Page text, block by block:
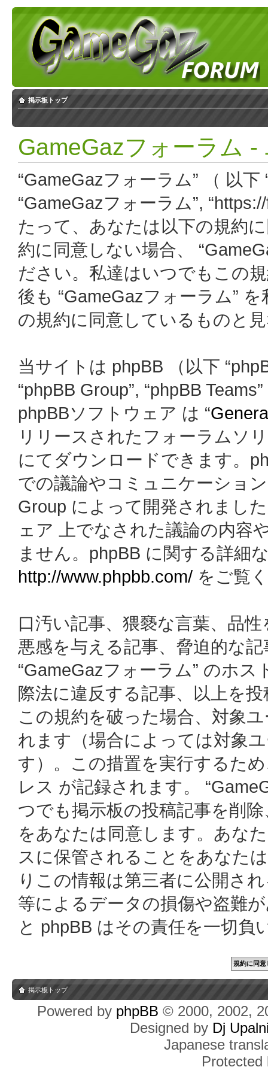
掲示板トップ
GameGazフォーラム -
“GameGazフォーラム” （ 以下
“GameGazフォーラム”,
たって、あなたは以下の規約
約に同意しない場合、
ださい。私達はいつでもこの
後も “GameGazフォーラム”
の規約に同意しているものと
当サイトは phpBB （以下
“phpBB Group”, “phpBB
phpBBソフトウェア は “
リリースされたフォーラムソ
にてダウンロードできます。
での議論やコミュニケーショ
Group によって開発されまし
ェア 上でなされた議論の内容
ません。phpBB に関する詳細
http://www.phpbb.com/ をご覧
口汚い記事、猥褻な言葉、品
悪感を与える記事、脅迫的な
“GameGazフォーラム” のホ
際法に違反する記事、以上を
この規約を破った場合、対象
れます（場合によっては対象
す）。この措置を実行するた
レス が記録されます。
つでも掲示板の投稿記事を削
をあなたは同意します。あな
スに保管されることをあなた
りこの情報は第三者に公開さ
等によるデータの損傷や盗難
と phpBB はその責任を一切負
掲示板トップ
Powered by phpBB © 2000, 2002,
Designed by Dj
Japanese